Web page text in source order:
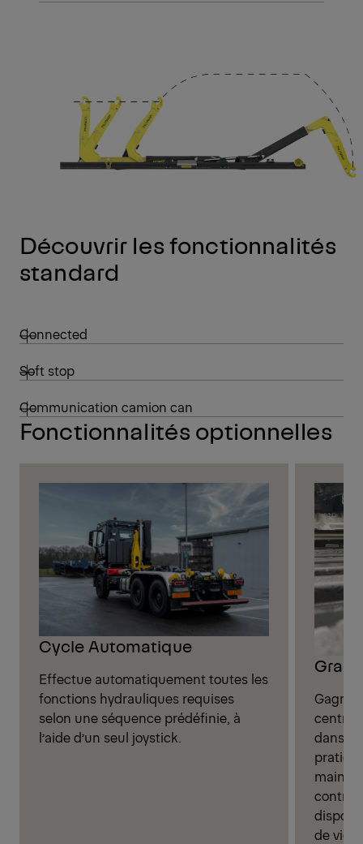
Découvrir les fonctionnalités
standard
Connected
Soft stop
Communication camion can
Fonctionnalités optionnelles
Cycle Automatique
Effectue automatiquement toutes les
fonctions hydrauliques requises
selon une séquence prédéfinie, à
l’aide d’un seul joystick.
dans
de vie